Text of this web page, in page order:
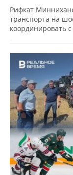
Рифкат
транспорта на
координировать